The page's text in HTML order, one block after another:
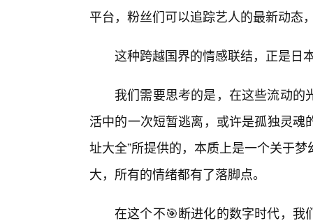
平台，粉丝们可以追踪艺人的最新动态
这种跨越国界的情感联结，正是日
我们需要思考的是，在这些流动
活中的一次短暂逃离，或许是孤独灵魂
址大全”所提供的，本质上是一个关于
大，所有的情绪都有了落脚点。
在这个不🎯断进化的数字时代，我